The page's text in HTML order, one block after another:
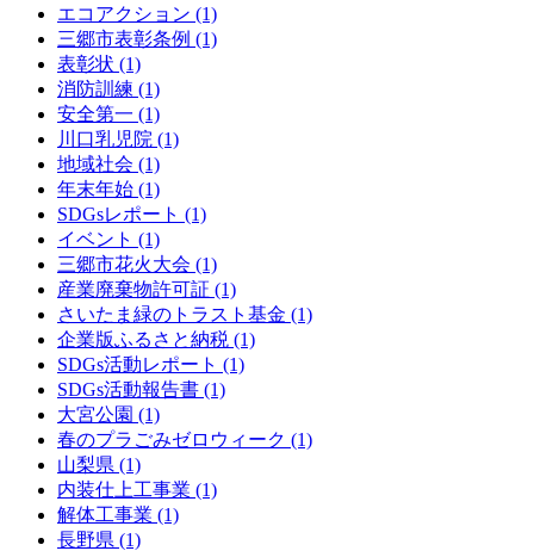
エコアクション (1)
三郷市表彰条例 (1)
表彰状 (1)
消防訓練 (1)
安全第一 (1)
川口乳児院 (1)
地域社会 (1)
年末年始 (1)
SDGsレポート (1)
イベント (1)
三郷市花火大会 (1)
産業廃棄物許可証 (1)
さいたま緑のトラスト基金 (1)
企業版ふるさと納税 (1)
SDGs活動レポート (1)
SDGs活動報告書 (1)
大宮公園 (1)
春のプラごみゼロウィーク (1)
山梨県 (1)
内装仕上工事業 (1)
解体工事業 (1)
長野県 (1)